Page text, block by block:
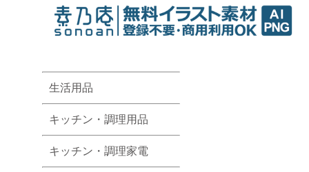
生活用品
キッチン・調理用品
キッチン・調理家電